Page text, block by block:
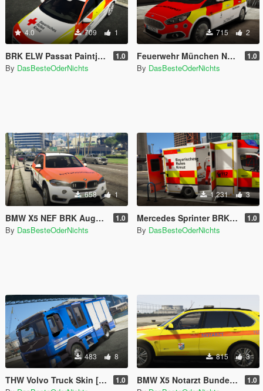
4.0 709 1
BRK ELW Passat Paintjob 1.0
By DasBesteOderNichts
715 2
Feuerwehr München NEF Ford S-Max Paintjob [ELS] 1.0
By DasBesteOderNichts
658 1
BMW X5 NEF BRK Augsburg [ELS] 1.0
By DasBesteOderNichts
1,231 3
Mercedes Sprinter BRK RTW Paintjob [ELS] 1.0
By DasBesteOderNichts
483 8
THW Volvo Truck Skin [ELS] 1.0
815 3
BMW X5 Notarzt Bundeswehr Koblenz [ELS] 1.0